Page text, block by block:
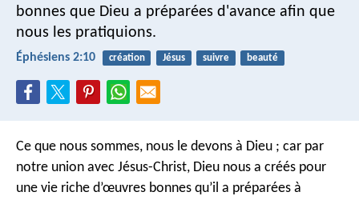
bonnes que Dieu a préparées d'avance afin que
nous les pratiquions.
Éphésiens 2:10 création Jésus suivre beauté
Ce que nous sommes, nous le devons à Dieu ; car par
notre union avec Jésus-Christ, Dieu nous a créés pour
une vie riche d’œuvres bonnes qu’il a préparées à